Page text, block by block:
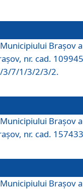
Braşov a
nr. cad.
3/7/1/3/2/3/2.
Braşov a
nr. cad.
Braşov a